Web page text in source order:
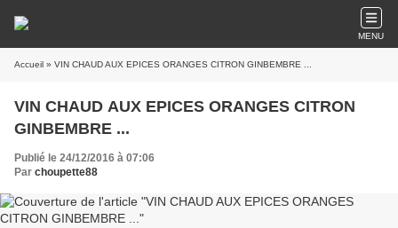
MENU
Accueil » VIN CHAUD AUX EPICES ORANGES CITRON GINBEMBRE ...
VIN CHAUD AUX EPICES ORANGES CITRON
GINBEMBRE ...
Publié le 24/12/2016 à 07:06
Par choupette88